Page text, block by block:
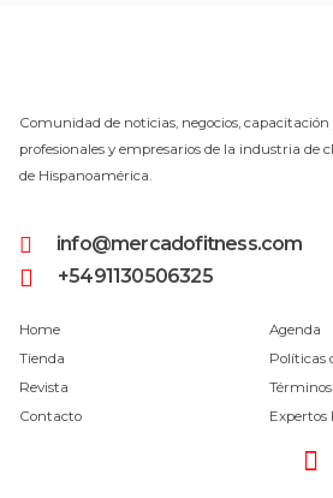
Comunidad de noticias, negocios,
profesionales y empresarios de la industria de
de Hispanoamérica.
info@mercadofitness.com
+5491130506325
Home
Tienda
Revista
Contacto
Agenda
Políticas
Expertos